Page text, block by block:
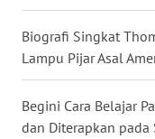
Biografi Singkat
Lampu Pijar Asal
Begini Cara Belajar
dan Diterapkan pada
WN
NUSANTARA
WN
JOGJA